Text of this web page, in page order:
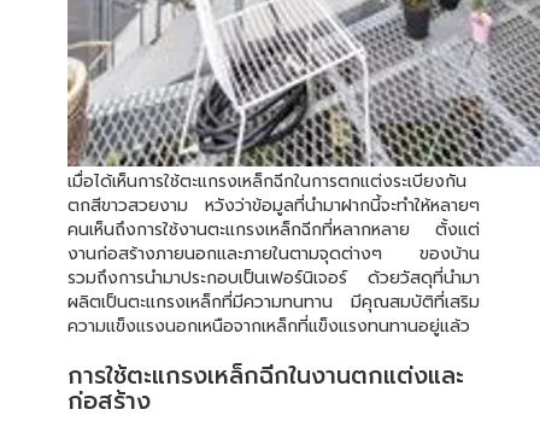
เมื่อได้เห็นการใช้ตะแกรงเหล็กฉีกในการตกแต่งระเบียงกัน
ตกสีขาวสวยงาม หวังว่าข้อมูลที่นำมาฝากนี้จะทำให้หลายๆ
คนเห็นถึงการใช้งานตะแกรงเหล็กฉีกที่หลากหลาย ตั้งแต่
งานก่อสร้างภายนอกและภายในตามจุดต่างๆ ของบ้าน
รวมถึงการนำมาประกอบเป็นเฟอร์นิเจอร์ ด้วยวัสดุที่นำมา
ผลิตเป็นตะแกรงเหล็กที่มีความทนทาน มีคุณสมบัติที่เสริม
ความแข็งแรงนอกเหนือจากเหล็กที่แข็งแรงทนทานอยู่แล้ว
การใช้ตะแกรงเหล็กฉีกในงานตกแต่งและ
ก่อสร้าง